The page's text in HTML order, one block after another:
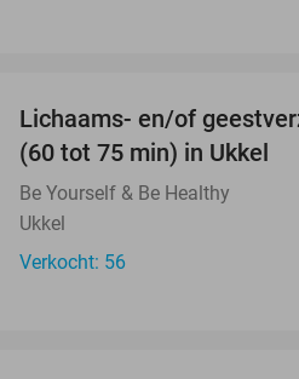
Lichaams- en/of
(60 tot 75 min) in Ukkel
Be Yourself & Be Healthy
Ukkel
Verkocht: 56